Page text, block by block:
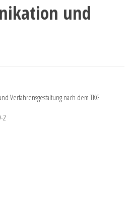
und
Verfahrensgestaltung nach dem TKG
2